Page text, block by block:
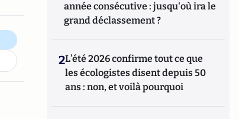
année consécutive : jusqu'où ira le
grand déclassement ?
2L’été 2026 confirme tout ce que
les écologistes disent depuis 50
ans : non, et voilà pourquoi